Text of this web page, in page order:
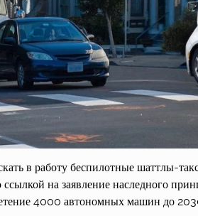
в работу беспилотные шаттлы-
на заявление наследного
4000 автономных машин до